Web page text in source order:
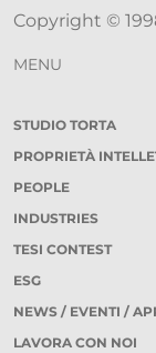
Copyright ©
MENU
STUDIO TORTA
PROPRIETÀ
PEOPLE
INDUSTRIES
TESI CONTEST
ESG
NEWS / EVENTI /
LAVORA CON NOI